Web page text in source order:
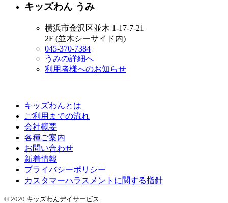
キッズわん うみ
横浜市金沢区並木 1-17-7-21
2F (並木シーサイド内)
045-370-7384
うみの詳細へ
利用者様へのお知らせ
キッズわんとは
ご利用までの流れ
会社概要
各種ご案内
お問い合わせ
新着情報
プライバシーポリシー
カスタマーハラスメントに関する指針
© 2020 キッズわんデイサービス.